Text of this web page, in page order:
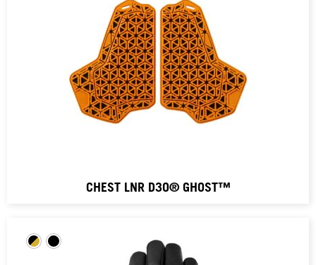
CHEST LNR D3O® GHOST™